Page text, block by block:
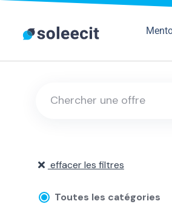
effacer les filtres
Toutes les catégories